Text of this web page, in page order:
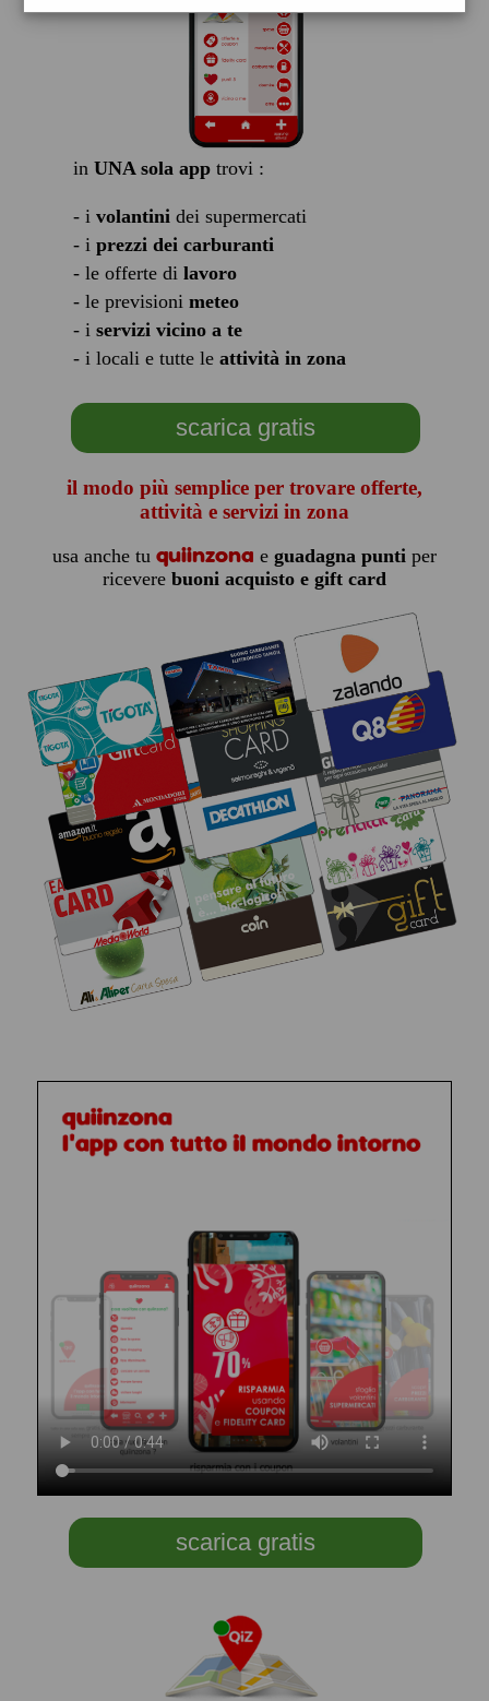
in UNA sola apptrovi :
- i volantinidei supermercati
- i prezzi dei carburanti
- le offerte di lavoro
- le previsioni meteo
- i servizi vicino a te
- i locali e tutte le attività in zona
scarica gratis
il modo più semplice per trovare offerte,
attività e servizi in zona
usa anche tu quiinzona e guadagna puntiper
ricevere buoni acquisto e gift card
scarica gratis